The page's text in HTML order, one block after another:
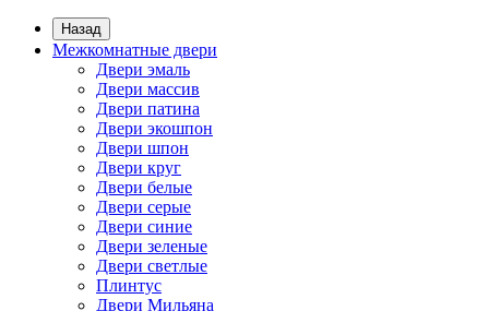
Назад
Межкомнатные двери
Двери эмаль
Двери массив
Двери патина
Двери экошпон
Двери шпон
Двери круг
Двери белые
Двери серые
Двери синие
Двери зеленые
Двери светлые
Плинтус
Двери Мильяна